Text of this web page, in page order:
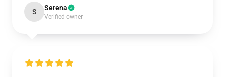
S Serena
Verified owner